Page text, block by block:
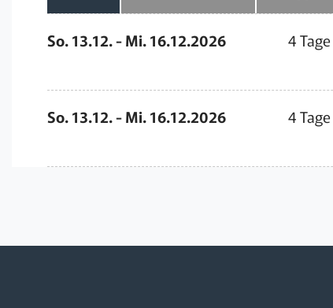
So. 13.12. - Mi. 16.12.2026 4 Tage
So. 13.12. - Mi. 16.12.2026 4 Tage